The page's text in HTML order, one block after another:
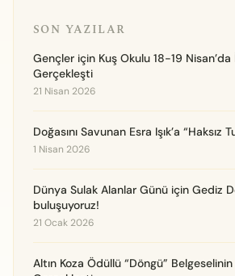
SON YAZILAR
Gençler için Kuş Okulu 18-19 Nisan’da
Gerçekleşti
21 Nisan 2026
Doğasını Savunan Esra Işık’a “Haksız
1 Nisan 2026
Dünya Sulak Alanlar Günü için Gediz
buluşuyoruz!
21 Ocak 2026
Altın Koza Ödüllü “Döngü” Belgeselinin